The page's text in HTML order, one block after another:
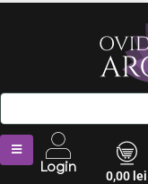
Login 0,00 lei